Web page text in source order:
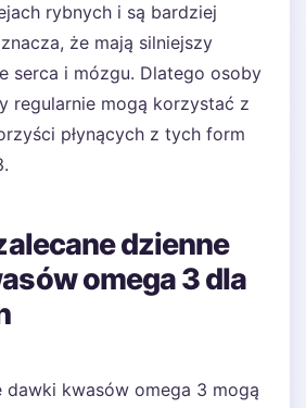
rybnych i są bardziej
że mają silniejszy
serca i mózgu. Dlatego osoby
regularnie mogą korzystać z
płynących z tych form
dzienne
omega 3 dla
dawki kwasów omega 3 mogą